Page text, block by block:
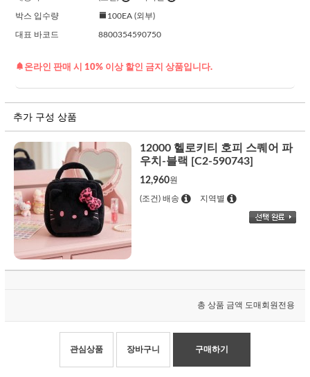
박스 입수량 100EA (외부)
대표 바코드 8800354590750
온라인 판매 시 10% 이상 할인 금지 상품입니다.
추가 구성 상품
12000 헬로키티 호피 스퀘어 파
우치-블랙 [C2-590743]
12,960원
(조건) 배송 지역별
총 상품 금액 도매회원전용
관심상품 장바구니 구매하기